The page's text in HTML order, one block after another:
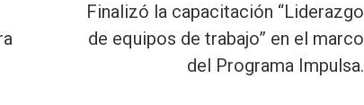
Finalizó la capacitación “Liderazgo
de equipos de trabajo” en el marco
del Programa Impulsa.